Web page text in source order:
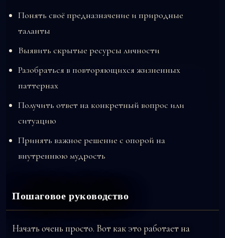
Понять своё предназначение и природные
таланты
Выявить скрытые ресурсы личности
Разобраться в повторяющихся жизненных
паттернах
Получить ответ на конкретный вопрос или
ситуацию
Принять важное решение с опорой на
внутреннюю мудрость
Пошаговое руководство
Начать очень просто. Вот как это работает на